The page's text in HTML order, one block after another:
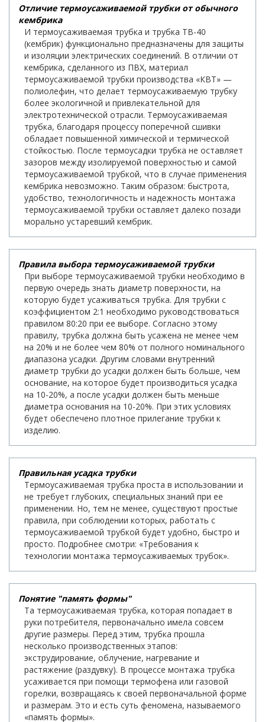
Отличие термоусаживаемой трубки от обычного
кембрика
И термоусаживаемая трубка и трубка ТВ-40
(кембрик) функционально предназначены для защиты
и изоляции электрических соединений. В отличии от
кембрика, сделанного из ПВХ, материал
термоусаживаемой трубки производства «КВТ» —
полиолефин, что делает термоусаживаемую трубку
более экологичной и привлекательной для
электротехнической отрасли. Термоусаживаемая
трубка, благодаря процессу поперечной сшивки
обладает повышенной химической и термической
стойкостью. После термоусадки трубка не оставляет
зазоров между изолируемой поверхностью и самой
термоусаживаемой трубкой, что в случае применения
кембрика невозможно. Таким образом: быстрота,
удобство, технологичность и надежность монтажа
термоусаживаемой трубки оставляет далеко позади
морально устаревший кембрик.
Правила выбора термоусаживаемой трубки
При выборе термоусаживаемой трубки необходимо в
первую очередь знать диаметр поверхности, на
которую будет усаживаться трубка. Для трубки с
коэффициентом 2:1 необходимо руководствоваться
правилом 80:20 при ее выборе. Согласно этому
правилу, трубка должна быть усажена не менее чем
на 20% и не более чем 80% от полного номинального
диапазона усадки. Другим словами внутренний
диаметр трубки до усадки должен быть больше, чем
основание, на которое будет производиться усадка
на 10-20%, а после усадки должен быть меньше
диаметра основания на 10-20%. При этих условиях
будет обеспечено плотное прилегание трубки к
изделию.
Правильная усадка трубки
Термоусаживаемая трубка проста в использовании и
не требует глубоких, специальных знаний при ее
применении. Но, тем не менее, существуют простые
правила, при соблюдении которых, работать с
термоусаживаемой трубкой будет удобно, быстро и
просто. Подробнее смотри: «Требования к
технологии монтажа термоусаживаемых трубок».
Понятие "память формы"
Та термоусаживаемая трубка, которая попадает в
руки потребителя, первоначально имела совсем
другие размеры. Перед этим, трубка прошла
несколько производственных этапов:
экструдирование, облучение, нагревание и
растяжение (раздувку). В процессе монтажа трубка
усаживается при помощи термофена или газовой
горелки, возвращаясь к своей первоначальной форме
и размерам. Это и есть суть феномена, называемого
«память формы».